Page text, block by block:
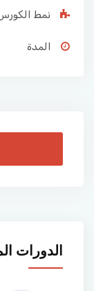
نمط
المدة
الدورات